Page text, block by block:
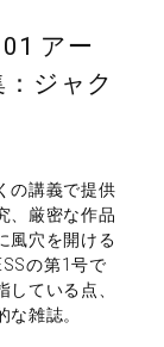
アー
ジャク
の講義で提供
、厳密な作品
風穴を開ける
の第1号で
ている点、
雑誌。